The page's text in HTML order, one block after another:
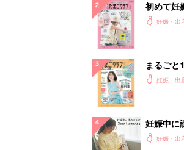
初めて妊
ったら最
妊娠・出
まるごと
クラブ
妊娠・出
妊娠中に
よ」妊娠・出